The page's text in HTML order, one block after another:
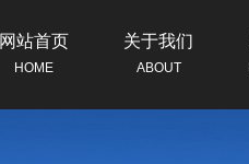
网站首页
HOME
关于我们
ABOUT